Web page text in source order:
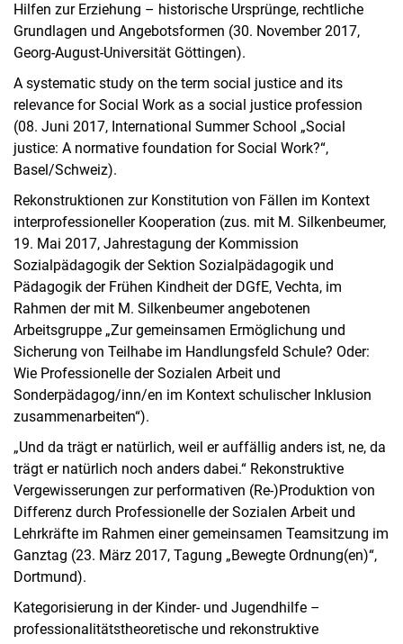
Hilfen zur Erziehung – historische Ursprünge, rechtliche
Grundlagen und Angebotsformen (30. November 2017,
Georg-August-Universität Göttingen).
A systematic study on the term social justice and its
relevance for Social Work as a social justice profession
(08. Juni 2017, International Summer School „Social
justice: A normative foundation for Social Work?“,
Basel/Schweiz).
Rekonstruktionen zur Konstitution von Fällen im Kontext
interprofessioneller Kooperation (zus. mit M. Silkenbeumer,
19. Mai 2017, Jahrestagung der Kommission
Sozialpädagogik der Sektion Sozialpädagogik und
Pädagogik der Frühen Kindheit der DGfE, Vechta, im
Rahmen der mit M. Silkenbeumer angebotenen
Arbeitsgruppe „Zur gemeinsamen Ermöglichung und
Sicherung von Teilhabe im Handlungsfeld Schule? Oder:
Wie Professionelle der Sozialen Arbeit und
Sonderpädagog/inn/en im Kontext schulischer Inklusion
zusammenarbeiten“).
„Und da trägt er natürlich, weil er auffällig anders ist, ne, da
trägt er natürlich noch anders dabei.“ Rekonstruktive
Vergewisserungen zur performativen (Re-)Produktion von
Differenz durch Professionelle der Sozialen Arbeit und
Lehrkräfte im Rahmen einer gemeinsamen Teamsitzung im
Ganztag (23. März 2017, Tagung „Bewegte Ordnung(en)“,
Dortmund).
Kategorisierung in der Kinder- und Jugendhilfe –
professionalitätstheoretische und rekonstruktive